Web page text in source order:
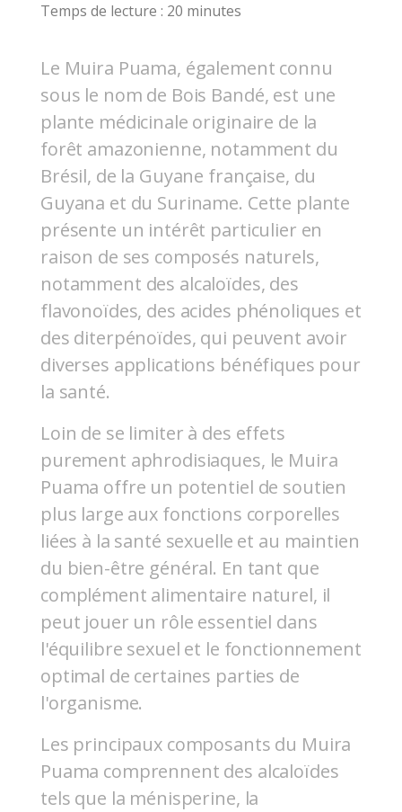
Temps de lecture : 20 minutes
Le Muira Puama, également connu
sous le nom de Bois Bandé, est une
plante médicinale originaire de la
forêt amazonienne, notamment du
Brésil, de la Guyane française, du
Guyana et du Suriname. Cette plante
présente un intérêt particulier en
raison de ses composés naturels,
notamment des alcaloïdes, des
flavonoïdes, des acides phénoliques et
des diterpénoïdes, qui peuvent avoir
diverses applications bénéfiques pour
la santé.
Loin de se limiter à des effets
purement aphrodisiaques, le Muira
Puama offre un potentiel de soutien
plus large aux fonctions corporelles
liées à la santé sexuelle et au maintien
du bien-être général. En tant que
complément alimentaire naturel, il
peut jouer un rôle essentiel dans
l'équilibre sexuel et le fonctionnement
optimal de certaines parties de
l'organisme.
Les principaux composants du Muira
Puama comprennent des alcaloïdes
tels que la ménisperine, la